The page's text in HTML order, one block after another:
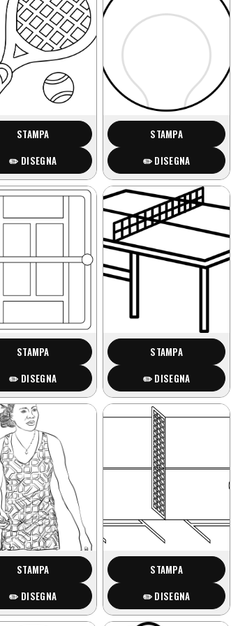
STAMPA
✏️ DISEGNA
STAMPA
✏️ DISEGNA
STAMPA
✏️ DISEGNA
STAMPA
✏️ DISEGNA
STAMPA
✏️ DISEGNA
STAMPA
✏️ DISEGNA